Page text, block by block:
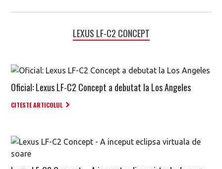
LEXUS LF-C2 CONCEPT
Oficial: Lexus LF-C2 Concept a debutat la Los Angeles
CITESTE ARTICOLUL